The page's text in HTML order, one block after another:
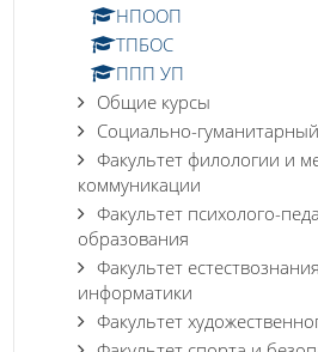
НПООП
ТПБОС
ППП УП
Общие курсы
Социально-
Факультет филологии и
коммуникации
Факультет психолого-
образования
Факультет
информатики
Факультет